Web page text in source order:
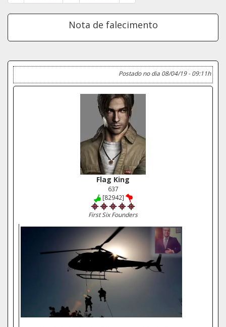
Nota de falecimento
Postado no dia 08/04/19 - 09:11h
Flag King
637
[82942]
First Six Founders